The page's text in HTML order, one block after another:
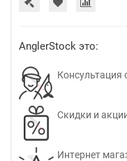
AnglerStock это:
Скидки и
Интернет